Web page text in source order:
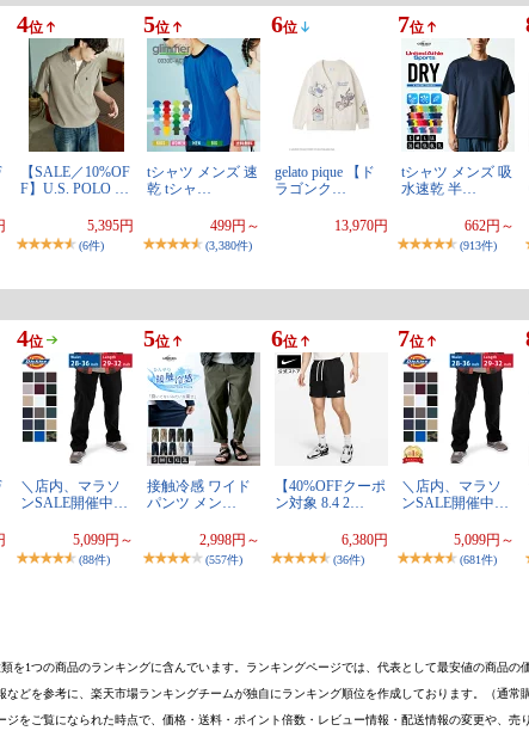
4位
【SALE／10%OF
F】U.S. POLO …
5,395円
(6件)
5位
tシャツ メンズ 速
乾 tシャ…
499円～
(3,380件)
6位
gelato pique 【ド
ラゴンク…
13,970円
7位
tシャツ メンズ 吸
水速乾 半…
662円～
(913件)
4位
＼店内、マラソ
ンSALE開催中…
5,099円～
(88件)
5位
接触冷感 ワイド
パンツ メン…
2,998円～
(557件)
6位
【40%OFFクーポ
ン対象 8.4 2…
6,380円
(36件)
7位
＼店内、マラソ
ンSALE開催中…
5,099円～
(681件)
1つの商品のランキングに含んでいます。ランキングページでは、代表として最安値の商品の
どを参考に、楽天市場ランキングチームが独自にランキング順位を作成しております。（通
をご覧になられた時点で、価格・送料・ポイント倍数・レビュー情報・配送情報の変更や、売